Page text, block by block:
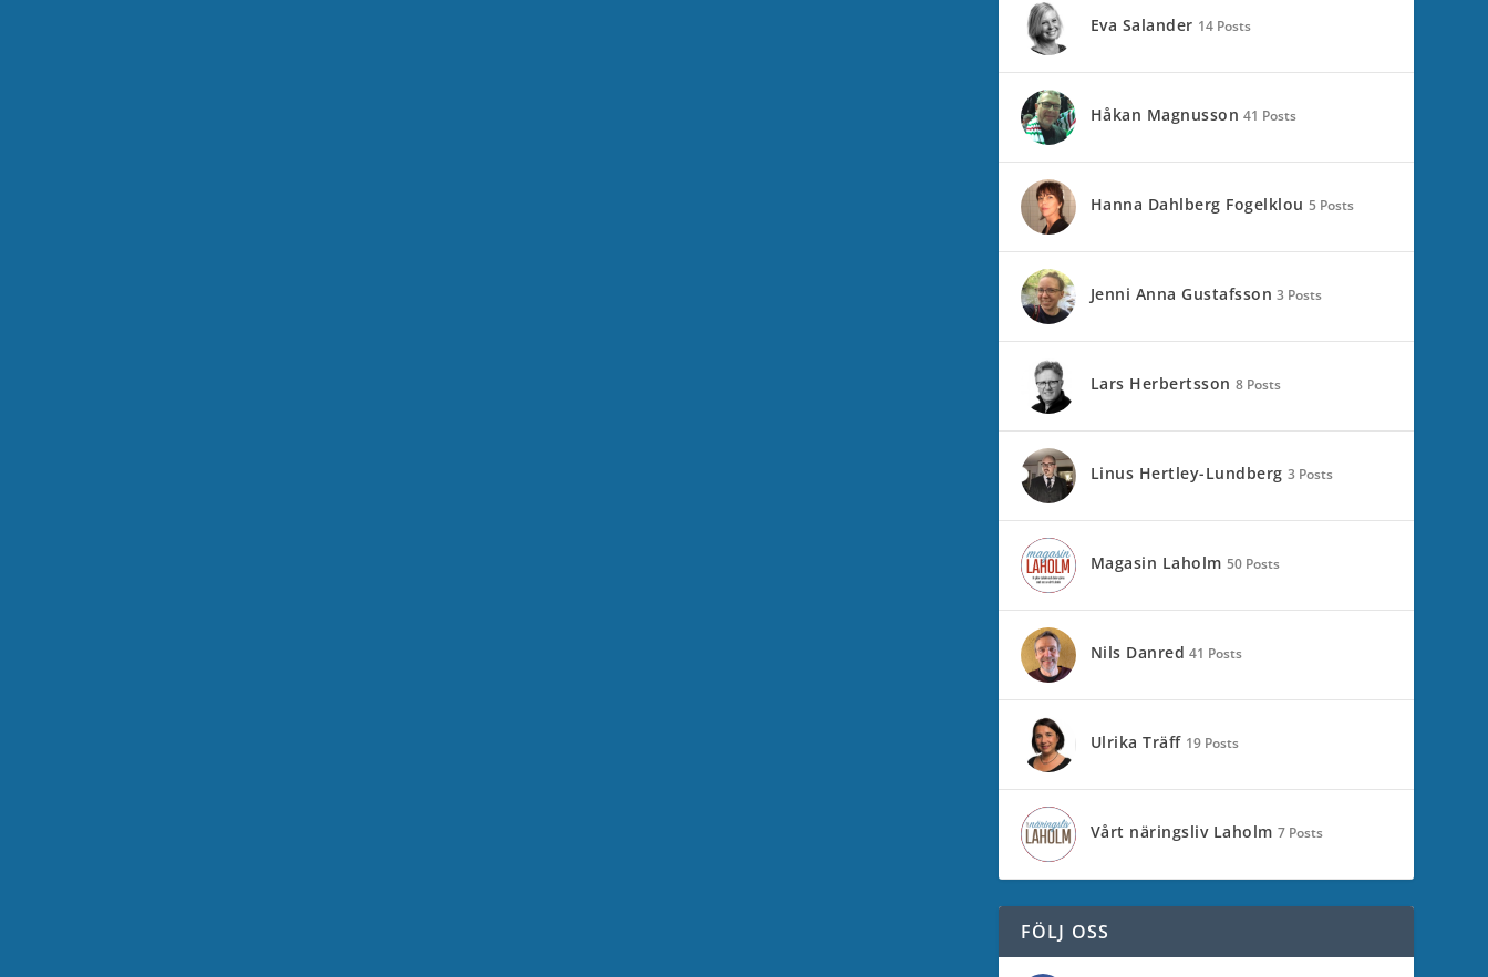
Eva Salander 14 Posts
Håkan Magnusson 41 Posts
Hanna Dahlberg Fogelklou 5 Posts
Jenni Anna Gustafsson 3 Posts
Lars Herbertsson 8 Posts
Linus Hertley-Lundberg 3 Posts
Magasin Laholm 50 Posts
Nils Danred 41 Posts
Ulrika Träff 19 Posts
Vårt näringsliv Laholm 7 Posts
FÖLJ OSS